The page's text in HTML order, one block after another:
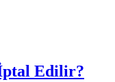
Edilir?